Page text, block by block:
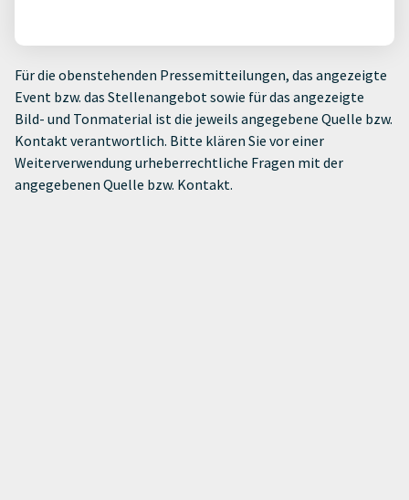
Für die obenstehenden Pressemitteilungen, das angezeigte
Event bzw. das Stellenangebot sowie für das angezeigte
Bild- und Tonmaterial ist die jeweils angegebene Quelle bzw.
Kontakt verantwortlich. Bitte klären Sie vor einer
Weiterverwendung urheberrechtliche Fragen mit der
angegebenen Quelle bzw. Kontakt.